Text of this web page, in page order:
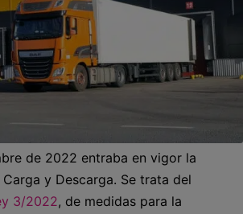
Hablemos
de 2022 entraba en vigor la
y Descarga. Se trata del
3/2022, de medidas para la